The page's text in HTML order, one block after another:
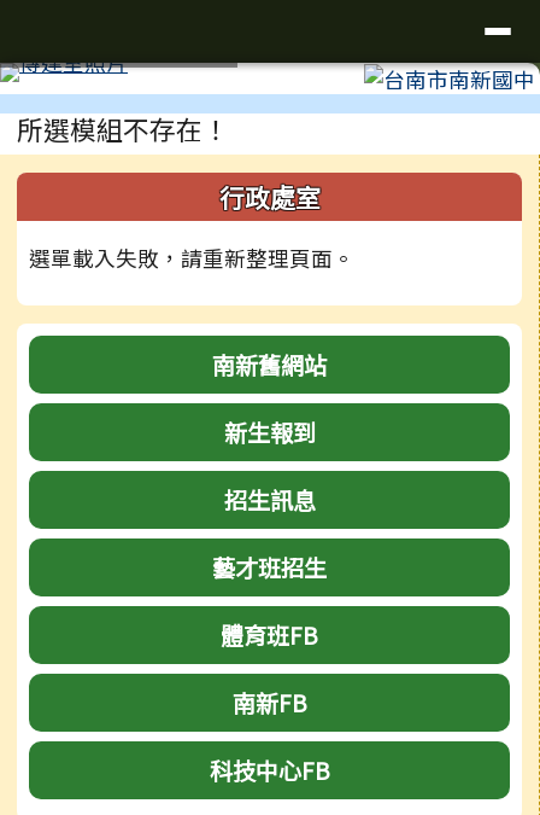
⏸
工具列
主內容區域
所選模組不存在！
左邊區域內容 行政處室
選單載入失敗，請重新整理頁面。
南新舊網站
新生報到
招生訊息
藝才班招生
體育班FB
南新FB
科技中心FB
頁尾區域